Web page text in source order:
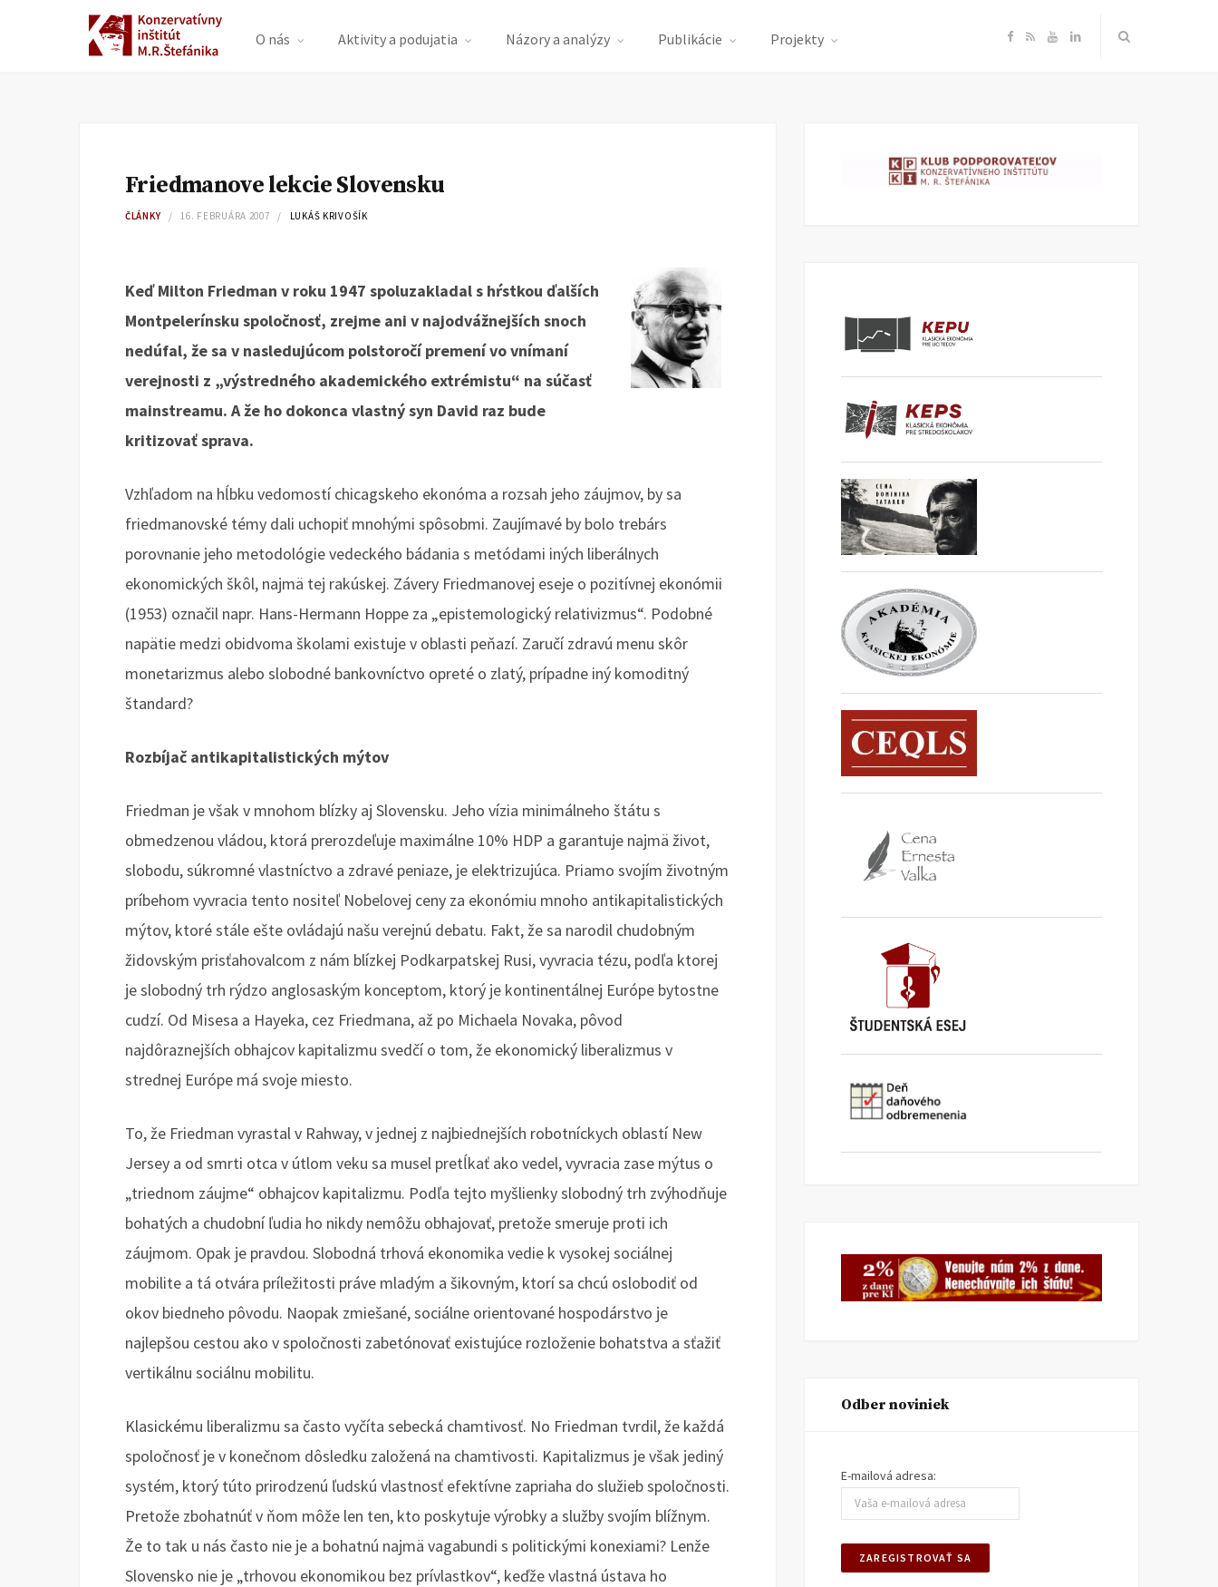
O nás Aktivity a podujatia Názory a analýzy Publikácie Projekty F
e
R Y L
Friedmanove lekcie Slovensku
ČLÁNKY 16. FEBRUÁRA 2007 LUKÁŠ KRIVOŠÍK
Keď Milton Friedman v roku 1947 spoluzakladal s hŕstkou ďalších
Montpelerínsku spoločnosť, zrejme ani v najodvážnejších snoch
nedúfal, že sa v nasledujúcom polstoročí premení vo vnímaní
verejnosti z „výstredného akademického extrémistu“ na súčasť
mainstreamu. A že ho dokonca vlastný syn David raz bude
kritizovať sprava.
Vzhľadom na hĺbku vedomostí chicagskeho ekonóma a rozsah jeho záujmov, by sa
friedmanovské témy dali uchopiť mnohými spôsobmi. Zaujímavé by bolo trebárs
porovnanie jeho metodológie vedeckého bádania s metódami iných liberálnych
ekonomických škôl, najmä tej rakúskej. Závery Friedmanovej eseje o pozitívnej ekonómii
(1953) označil napr. Hans-Hermann Hoppe za „epistemologický relativizmus“. Podobné
napätie medzi obidvoma školami existuje v oblasti peňazí. Zaručí zdravú menu skôr
monetarizmus alebo slobodné bankovníctvo opreté o zlatý, prípadne iný komoditný
štandard?
Rozbíjač antikapitalistických mýtov
Friedman je však v mnohom blízky aj Slovensku. Jeho vízia minimálneho štátu s
obmedzenou vládou, ktorá prerozdeľuje maximálne 10% HDP a garantuje najmä život,
slobodu, súkromné vlastníctvo a zdravé peniaze, je elektrizujúca. Priamo svojím životným
príbehom vyvracia tento nositeľ Nobelovej ceny za ekonómiu mnoho antikapitalistických
mýtov, ktoré stále ešte ovládajú našu verejnú debatu. Fakt, že sa narodil chudobným
židovským prisťahovalcom z nám blízkej Podkarpatskej Rusi, vyvracia tézu, podľa ktorej
je slobodný trh rýdzo anglosaským konceptom, ktorý je kontinentálnej Európe bytostne
cudzí. Od Misesa a Hayeka, cez Friedmana, až po Michaela Novaka, pôvod
najdôraznejších obhajcov kapitalizmu svedčí o tom, že ekonomický liberalizmus v
strednej Európe má svoje miesto.
To, že Friedman vyrastal v Rahway, v jednej z najbiednejších robotníckych oblastí New
Jersey a od smrti otca v útlom veku sa musel pretĺkať ako vedel, vyvracia zase mýtus o
„triednom záujme“ obhajcov kapitalizmu. Podľa tejto myšlienky slobodný trh zvýhodňuje
bohatých a chudobní ľudia ho nikdy nemôžu obhajovať, pretože smeruje proti ich
záujmom. Opak je pravdou. Slobodná trhová ekonomika vedie k vysokej sociálnej
mobilite a tá otvára príležitosti práve mladým a šikovným, ktorí sa chcú oslobodiť od
okov biedneho pôvodu. Naopak zmiešané, sociálne orientované hospodárstvo je
najlepšou cestou ako v spoločnosti zabetónovať existujúce rozloženie bohatstva a sťažiť
vertikálnu sociálnu mobilitu.
Klasickému liberalizmu sa často vyčíta sebecká chamtivosť. No Friedman tvrdil, že každá
spoločnosť je v konečnom dôsledku založená na chamtivosti. Kapitalizmus je však jediný
systém, ktorý túto prirodzenú ľudskú vlastnosť efektívne zapriaha do služieb spoločnosti.
Pretože zbohatnúť v ňom môže len ten, kto poskytuje výrobky a služby svojím blížnym.
Že to tak u nás často nie je a bohatnú najmä vagabundi s politickými konexiami? Lenže
Slovensko nie je „trhovou ekonomikou bez prívlastkov“, keďže vlastná ústava ho
Odber noviniek
E-mailová adresa: